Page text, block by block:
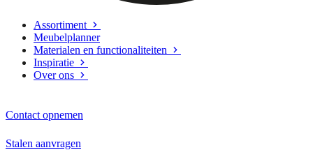
Assortiment
Meubelplanner
Materialen en functionaliteiten
Inspiratie
Over ons
Contact opnemen
Stalen aanvragen